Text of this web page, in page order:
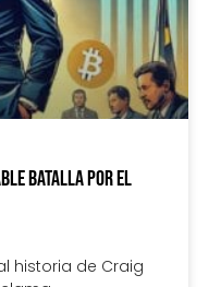
batalla por el
historia de Craig